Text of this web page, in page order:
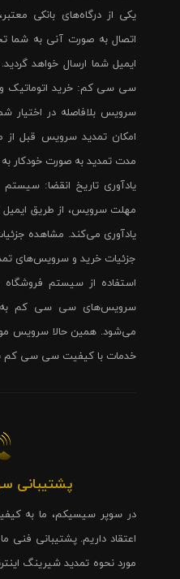
یکی از درگاه‌های بانکی
اتصال به صورت آنی به شما
ایمیل شما ارسال خواهد
سی سی کم: خرید اتوماتیک و
سرویس بلافاصله در اختیار
امکان تمدید سرویس قبل
مدت تمدید به صورت خودکار
مهلت سرویس، از طریق ایمیل
یادآوری می‌کند. مشاهده
جزئیات خرید و سرویس‌های
استفاده از سیستم
سرویس‌های سی سی کم به
می‌شود. همین حالا سرویس
خدمات با کیفیت سی سی کم
پشتیبانی
در سوپر سیسیکم، ما به
اعتقاد داریم. پشتیبانی فنی
مورد نحوه تمدید شیرینگ